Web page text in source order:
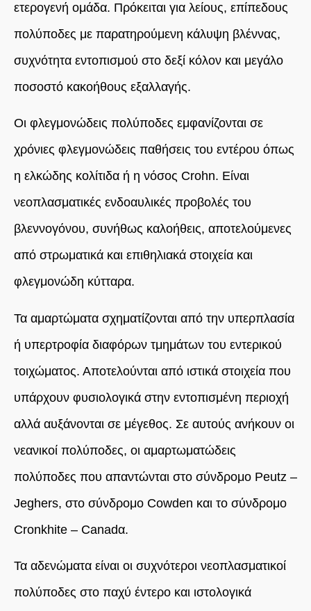
ετερογενή ομάδα. Πρόκειται για λείους, επίπεδους
πολύποδες με παρατηρούμενη κάλυψη βλέννας,
συχνότητα εντοπισμού στο δεξί κόλον και μεγάλo
ποσοστό κακοήθους εξαλλαγής.
Οι φλεγμονώδεις πολύποδες εμφανίζονται σε
χρόνιες φλεγμονώδεις παθήσεις του εντέρου όπως
η ελκώδης κολίτιδα ή η νόσος Crohn. Είναι
νεοπλασματικές ενδοαυλικές προβολές του
βλεννογόνου, συνήθως καλοήθεις, αποτελούμενες
από στρωματικά και επιθηλιακά στοιχεία και
φλεγμονώδη κύτταρα.
Τα αμαρτώματα σχηματίζονται από την υπερπλασία
ή υπερτροφία διαφόρων τμημάτων του εντερικού
τοιχώματος. Αποτελούνται από ιστικά στοιχεία που
υπάρχουν φυσιολογικά στην εντοπισμένη περιοχή
αλλά αυξάνονται σε μέγεθος. Σε αυτούς ανήκουν οι
νεανικοί πολύποδες, οι αμαρτωματώδεις
πολύποδες που απαντώνται στο σύνδρομο Peutz –
Jeghers, στο σύνδρομο Cowden και το σύνδρομο
Cronkhite – Canadα.
Τα αδενώματα είναι οι συχνότεροι νεοπλασματικοί
πολύποδες στο παχύ έντερο και ιστολογικά